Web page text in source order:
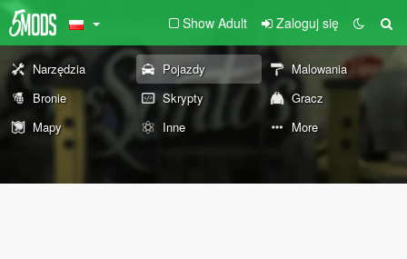
Show Adult Zaloguj się
Narzędzia Pojazdy
Malowania
Bronie
Skrypty
Gracz
Mapy
Inne More